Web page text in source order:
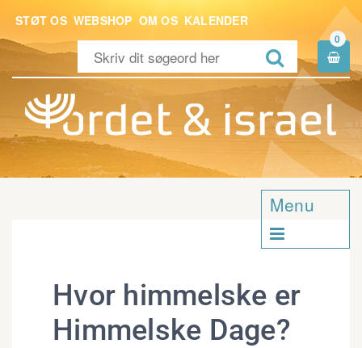
STØT OS WEBSHOP OM OS KALENDER

0

Menu

Hvor himmelske er
Himmelske Dage?